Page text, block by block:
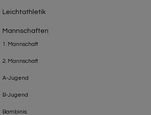
Leichtathletik
Mannschaften
1. Mannschaft
2. Mannschaft
A-Jugend
B-Jugend
Bambinis